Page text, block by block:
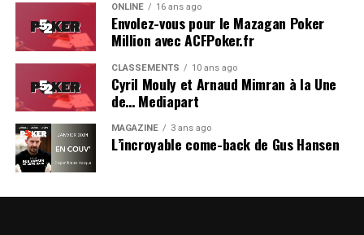
ONLINE 16 ans ago
Envolez-vous pour le Mazagan Poker
Million avec ACFPoker.fr
CLASSEMENTS 10 ans ago
Cyril Mouly et Arnaud Mimran à la Une
de… Mediapart
MAGAZINE 3 ans ago
L’incroyable come-back de Gus Hansen